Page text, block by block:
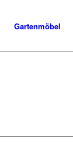
Gartenmöbel